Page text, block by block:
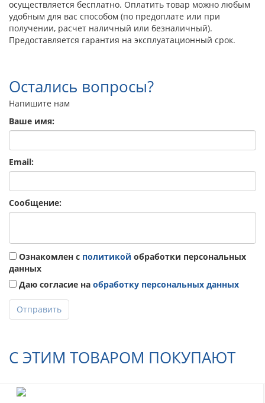
осуществляется бесплатно. Оплатить товар можно любым
удобным для вас способом (по предоплате или при
получении, расчет наличный или безналичный).
Предоставляется гарантия на эксплуатационный срок.
Остались вопросы?
Напишите нам
Ваше имя:
Email:
Сообщение:
Ознакомлен с политикой обработки персональных
данных
Даю согласие на обработку персональных данных
Отправить
С ЭТИМ ТОВАРОМ ПОКУПАЮТ